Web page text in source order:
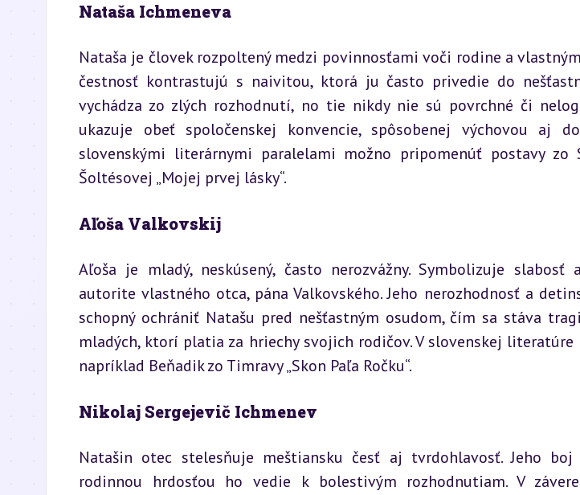
Nataša Ichmeneva
Nataša je človek rozpoltený medzi povinnosťami voči rodine a
čestnosť kontrastujú s naivitou, ktorá ju často privedie do
vychádza zo zlých rozhodnutí, no tie nikdy nie sú povrchné či
ukazuje obeť spoločenskej konvencie, spôsobenej výchovou aj
slovenskými literárnymi paralelami možno pripomenúť postavy zo
Šoltésovej „Mojej prvej lásky“.
Aľoša Valkovskij
Aľoša je mladý, neskúsený, často nerozvážny. Symbolizuje slabosť
autorite vlastného otca, pána Valkovského. Jeho nerozhodnosť a
schopný ochrániť Natašu pred nešťastným osudom, čím sa stáva
mladých, ktorí platia za hriechy svojich rodičov. V slovenskej
napríklad Beňadik zo Timravy „Skon Paľa Ročku“.
Nikolaj Sergejevič Ichmenev
Natašin otec stelesňuje meštiansku česť aj tvrdohlavosť. Jeho
rodinnou hrdosťou ho vedie k bolestivým rozhodnutiam. V